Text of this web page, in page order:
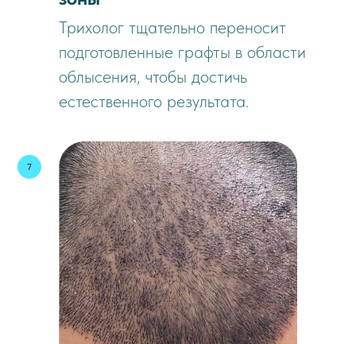
Трихолог тщательно переносит
подготовленные графты в области
облысения, чтобы достичь
естественного результата.